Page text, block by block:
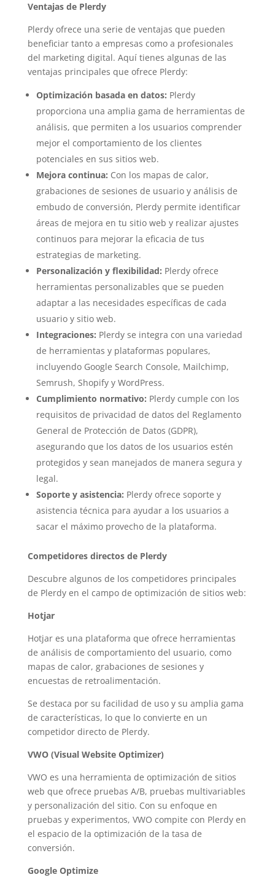
Ventajas de Plerdy
Plerdy ofrece una serie de ventajas que pueden
beneficiar tanto a empresas como a profesionales
del marketing digital. Aquí tienes algunas de las
ventajas principales que ofrece Plerdy:
Optimización basada en datos: Plerdy
proporciona una amplia gama de herramientas de
análisis, que permiten a los usuarios comprender
mejor el comportamiento de los clientes
potenciales en sus sitios web.
Mejora continua: Con los mapas de calor,
grabaciones de sesiones de usuario y análisis de
embudo de conversión, Plerdy permite identificar
áreas de mejora en tu sitio web y realizar ajustes
continuos para mejorar la eficacia de tus
estrategias de marketing.
Personalización y flexibilidad: Plerdy ofrece
herramientas personalizables que se pueden
adaptar a las necesidades específicas de cada
usuario y sitio web.
Integraciones: Plerdy se integra con una variedad
de herramientas y plataformas populares,
incluyendo Google Search Console, Mailchimp,
Semrush, Shopify y WordPress.
Cumplimiento normativo: Plerdy cumple con los
requisitos de privacidad de datos del Reglamento
General de Protección de Datos (GDPR),
asegurando que los datos de los usuarios estén
protegidos y sean manejados de manera segura y
legal.
Soporte y asistencia: Plerdy ofrece soporte y
asistencia técnica para ayudar a los usuarios a
sacar el máximo provecho de la plataforma.
Competidores directos de Plerdy
Descubre algunos de los competidores principales
de Plerdy en el campo de optimización de sitios web:
Hotjar
Hotjar es una plataforma que ofrece herramientas
de análisis de comportamiento del usuario, como
mapas de calor, grabaciones de sesiones y
encuestas de retroalimentación.
Se destaca por su facilidad de uso y su amplia gama
de características, lo que lo convierte en un
competidor directo de Plerdy.
VWO (Visual Website Optimizer)
VWO es una herramienta de optimización de sitios
web que ofrece pruebas A/B, pruebas multivariables
y personalización del sitio. Con su enfoque en
pruebas y experimentos, VWO compite con Plerdy en
el espacio de la optimización de la tasa de
conversión.
Google Optimize